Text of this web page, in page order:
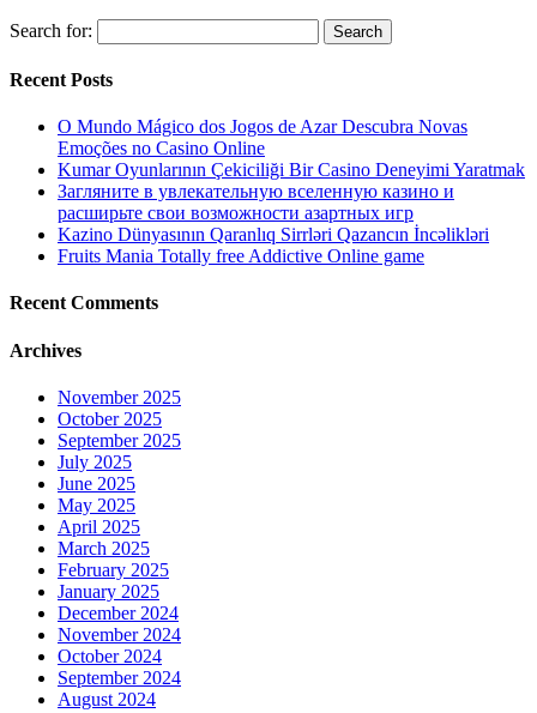
Search for:
Recent Posts
O Mundo Mágico dos Jogos de Azar Descubra Novas
Emoções no Casino Online
Kumar Oyunlarının Çekiciliği Bir Casino Deneyimi Yaratmak
Загляните в увлекательную вселенную казино и
расширьте свои возможности азартных игр
Kazino Dünyasının Qaranlıq Sirrləri Qazancın İncəlikləri
Fruits Mania Totally free Addictive Online game
Recent Comments
Archives
November 2025
October 2025
September 2025
July 2025
June 2025
May 2025
April 2025
March 2025
February 2025
January 2025
December 2024
November 2024
October 2024
September 2024
August 2024